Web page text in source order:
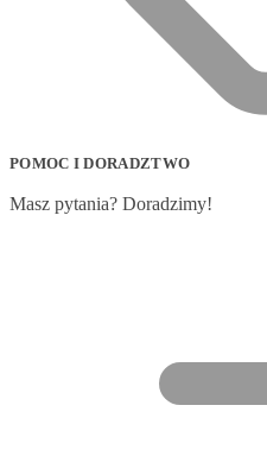
POMOC I DORADZTWO
Masz pytania? Doradzimy!